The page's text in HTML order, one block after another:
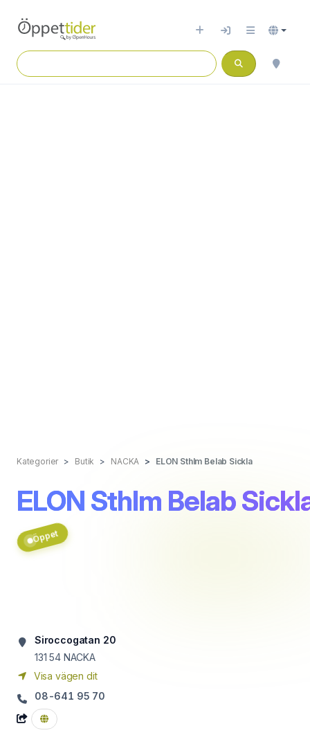
Kategorier Butik NACKA ELON Sthlm Belab Sickla
ELON Sthlm Belab
Öppet
Siroccogatan 20
131 54 NACKA
Visa vägen dit
08-641 95 70